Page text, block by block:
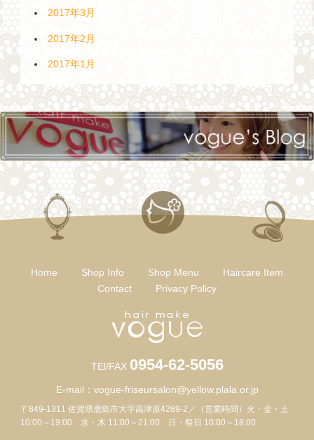
2017年3月
2017年2月
2017年1月
Home Shop Info Shop Menu
Haircare Item
Contact
Privacy Policy
TEl/FAX 0954-62-5056
E-mail： vogue-friseursalon@yellow.plala.or.jp
〒849-1311 佐賀県鹿島市大字高津原4289-2／（営業時間）火・金・土
10:00～19:00 水・木 11:00～21:00 日・祭日 10:00～18:00